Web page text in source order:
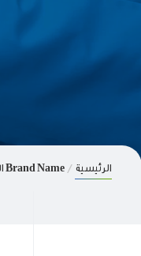
الرئيسية Brand Name المنتج